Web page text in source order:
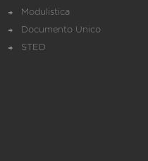
Modulistica
Documento Unico
STED